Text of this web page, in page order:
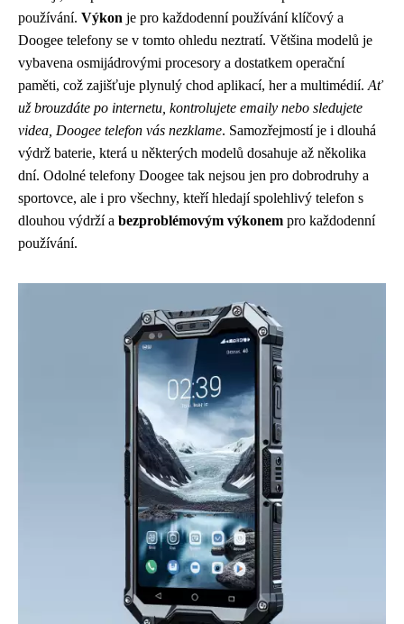
používání. Výkon je pro každodenní používání klíčový a
Doogee telefony se v tomto ohledu neztratí. Většina modelů je
vybavena osmijádrovými procesory a dostatkem operační
paměti, což zajišťuje plynulý chod aplikací, her a multimédií. Ať
už brouzdáte po internetu, kontrolujete emaily nebo sledujete
videa, Doogee telefon vás nezklame. Samozřejmostí je i dlouhá
výdrž baterie, která u některých modelů dosahuje až několika
dní. Odolné telefony Doogee tak nejsou jen pro dobrodruhy a
sportovce, ale i pro všechny, kteří hledají spolehlivý telefon s
dlouhou výdrží a bezproblémovým výkonem pro každodenní
používání.